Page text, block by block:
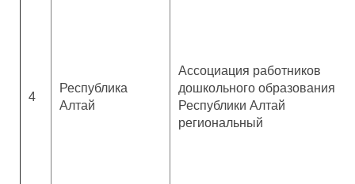
4
Республика
Алтай
Ассоциация работников
дошкольного образования
Республики Алтай
региональный